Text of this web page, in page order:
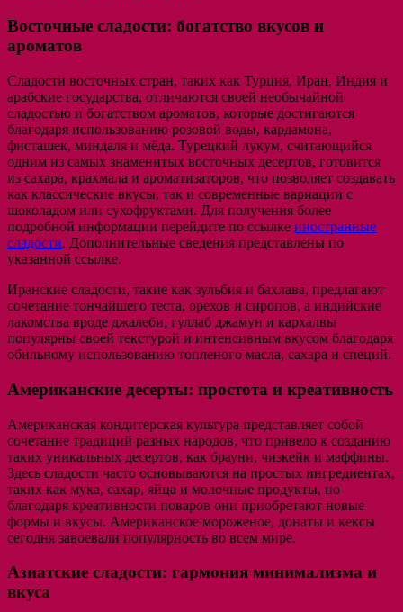
Восточные сладости: богатство вкусов и
ароматов
Сладости восточных стран, таких как Турция, Иран, Индия и
арабские государства, отличаются своей необычайной
сладостью и богатством ароматов, которые достигаются
благодаря использованию розовой воды, кардамона,
фисташек, миндаля и мёда. Турецкий лукум, считающийся
одним из самых знаменитых восточных десертов, готовится
из сахара, крахмала и ароматизаторов, что позволяет создавать
как классические вкусы, так и современные вариации с
шоколадом или сухофруктами. Для получения более
подробной информации перейдите по ссылке иностранные
сладости. Дополнительные сведения представлены по
указанной ссылке.
Иранские сладости, такие как зульбия и бахлава, предлагают
сочетание тончайшего теста, орехов и сиропов, а индийские
лакомства вроде джалеби, гуллаб джамун и кархалвы
популярны своей текстурой и интенсивным вкусом благодаря
обильному использованию топленого масла, сахара и специй.
Американские десерты: простота и креативность
Американская кондитерская культура представляет собой
сочетание традиций разных народов, что привело к созданию
таких уникальных десертов, как брауни, чизкейк и маффины.
Здесь сладости часто основываются на простых ингредиентах,
таких как мука, сахар, яйца и молочные продукты, но
благодаря креативности поваров они приобретают новые
формы и вкусы. Американское мороженое, донаты и кексы
сегодня завоевали популярность во всем мире.
Азиатские сладости: гармония минимализма и
вкуса